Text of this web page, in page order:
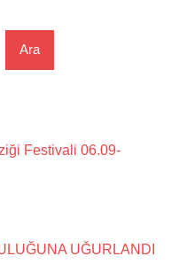
Ara
Festivali 06.09-
UĞURLANDI